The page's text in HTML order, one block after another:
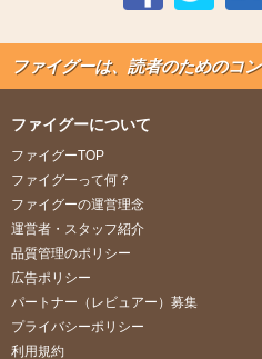
ファイグーは、読者のためのコ
ファイグーについて
ファイグーTOP
ファイグーって何？
ファイグーの運営理念
運営者・スタッフ紹介
品質管理のポリシー
広告ポリシー
パートナー（レビュアー）募集
プライバシーポリシー
利用規約